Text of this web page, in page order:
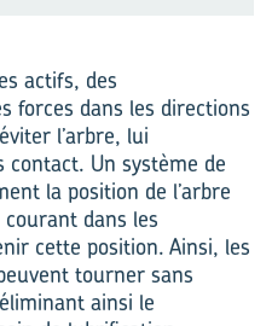
actifs, des
forces dans les directions
l’arbre, lui
Un système de
la position de l’arbre
dans les
cette position. Ainsi, les
tourner sans
ainsi le